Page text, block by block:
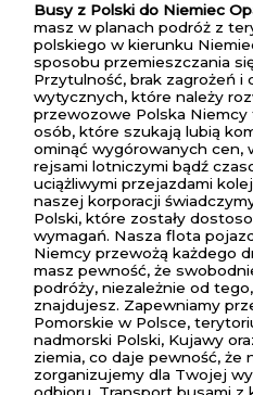
Busy z Polski do Niemiec
masz w planach podróż z
polskiego w kierunku
sposobu przemieszczania
Przytulność, brak zagrożeń
wytycznych, które należy
przewozowe Polska Niemcy
osób, które szukają lubią
ominąć wygórowanych cen,
rejsami lotniczymi bądź
uciążliwymi przejazdami
naszej korporacji
Polski, które zostały
wymagań. Nasza flota
Niemcy przewożą każdego
masz pewność, że
podróży, niezależnie od
znajdujesz. Zapewniamy
Pomorskie w Polsce,
nadmorski Polski, Kujawy
ziemia, co daje pewność, że
zorganizujemy dla Twojej